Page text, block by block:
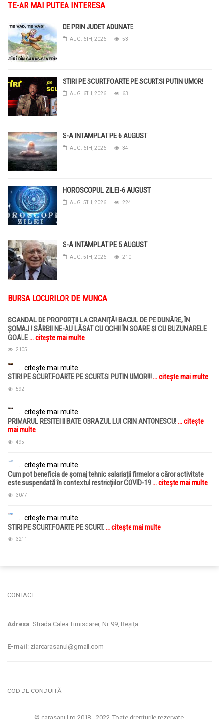
TE-AR MAI PUTEA INTERESA
DE PRIN JUDET ADUNATE
AUG. 6TH, 2026 53
STIRI PE SCURT.FOARTE PE SCURT.SI PUTIN UMOR!
AUG. 6TH, 2026 63
S-A INTAMPLAT PE 6 AUGUST
AUG. 6TH, 2026 34
HOROSCOPUL ZILEI-6 AUGUST
AUG. 5TH, 2026 224
S-A INTAMPLAT PE 5 AUGUST
AUG. 5TH, 2026 210
BURSA LOCURILOR DE MUNCA
SCANDAL DE PROPORȚII LA GRANIȚĂ! BACUL DE PE DUNĂRE, ÎN
ȘOMAJ ! SÂRBII NE-AU LĂSAT CU OCHII ÎN SOARE ȘI CU BUZUNARELE
GOALE... citește mai multe
2105
... citește mai multe
STIRI PE SCURT.FOARTE PE SCURT.SI PUTIN UMOR!!!... citește mai multe
592
... citește mai multe
PRIMARUL RESITEI II BATE OBRAZUL LUI CRIN ANTONESCU!... citește
mai multe
495
... citește mai multe
Cum pot beneficia de șomaj tehnic salariații firmelor a căror activitate
este suspendată în contextul restricțiilor COVID-19... citește mai multe
3077
... citește mai multe
STIRI PE SCURT.FOARTE PE SCURT.... citește mai multe
3211
CONTACT
Adresa: Strada Calea Timisoarei, Nr. 99, Reșița
E-mail : ziarcarasanul@gmail.com
COD DE CONDUITĂ
© carasanul.ro 2018 - 2022. Toate drepturile rezervate.